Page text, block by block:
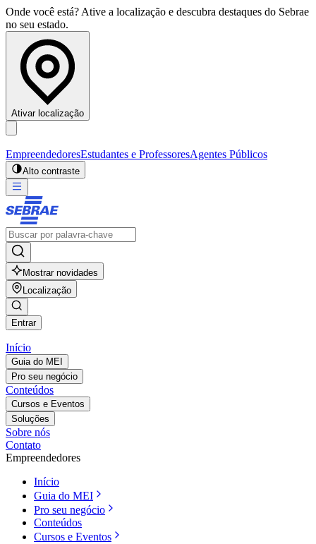
Onde você está? Ative a localização e descubra destaques do Sebrae
no seu estado.
Ativar localização
EmpreendedoresEstudantes e ProfessoresAgentes Públicos
Alto contraste
Mostrar novidades
Localização
Entrar
Início
Guia do MEI
Pro seu negócio
Conteúdos
Cursos e Eventos
Soluções
Sobre nós
Contato
Empreendedores
Início
Guia do MEI
Pro seu negócio
Conteúdos
Cursos e Eventos